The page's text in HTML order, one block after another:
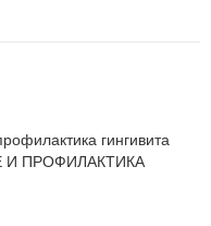
ПРОФИЛАКТИКА